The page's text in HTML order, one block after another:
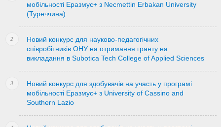
мобільності Еразмус+ з Necmettin Erbakan University
(Туреччина)
Новий конкурс для науково-педагогічних
співробітників ОНУ на отримання гранту на
викладання в Subotica Tech College of Applied Sciences
Новий конкурс для здобувачів на участь у програмі
мобільності Еразмус+ з University of Cassino and
Southern Lazio